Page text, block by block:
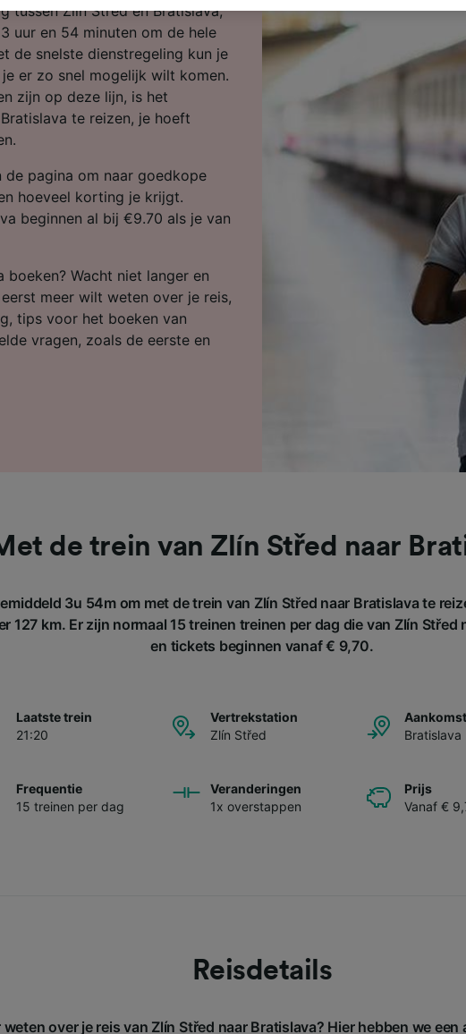
tussen Zlín Střed en Bratislava,
uur en 54 minuten om de hele
de snelste dienstregeling kun je
er zo snel mogelijk wilt komen.
zijn op deze lijn, is het
te reizen, je hoeft
de pagina om naar goedkope
hoeveel korting je krijgt.
beginnen al bij €9.70 als je van
Wacht niet langer en
meer wilt weten over je reis,
tips voor het boeken van
vragen, zoals de eerste en
de trein van Zlín Střed naar
3u 54m om met de trein van Zlín Střed naar Bratislava te
127 km. Er zijn normaal 15 treinen treinen per dag die van Zlín Střed
en tickets beginnen vanaf € 9,70.
Laatste trein
21:20
Vertrekstation
Zlín Střed
Bratislava
Frequentie
15 treinen per dag
Veranderingen
1x overstappen
Prijs
Vanaf €
Reisdetails
weten over je reis van Zlín Střed naar Bratislava? Hier hebben we een
elk moment wijzigen op de pagina met onze privacyverklaring. Deze
keuzes worden aan onze partners doorgegeven en hebben geen
op browsegegevens. Je gegevens worden niet gebruikt voor
je ons hebt gevraagd om je niet te volgen.
Wij en onze partners verwerken gegevens voor de volgende
Precieze geolocatiegegevens gebruiken. De apparaatkenmerken
scannen ter identificatie. Informatie op een apparaat opslaan en/of
openen. Gepersonaliseerde advertenties en content, advertentie- en
contentmetingen, doelgroepenonderzoek en ontwikkeling van
Partnerlijst (derden)